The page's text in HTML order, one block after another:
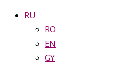
RU
RO
EN
GY